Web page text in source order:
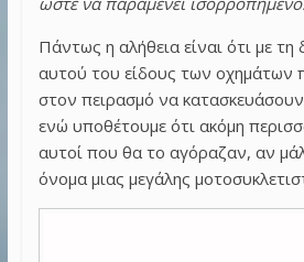
Πάντως η αλήθεια είναι ότι με τη
αυτού του είδους των οχημάτων
στον πειρασμό να κατασκευάσουν
ενώ υποθέτουμε ότι ακόμη
αυτοί που θα το αγόραζαν, αν
όνομα μιας μεγάλης